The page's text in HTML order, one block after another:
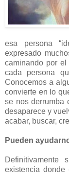
esa persona
expresado
caminando por el
cada persona
Conocemos a
convierte en lo
se nos derrumba
desaparece y
acabar, buscar,
Pueden
existencia